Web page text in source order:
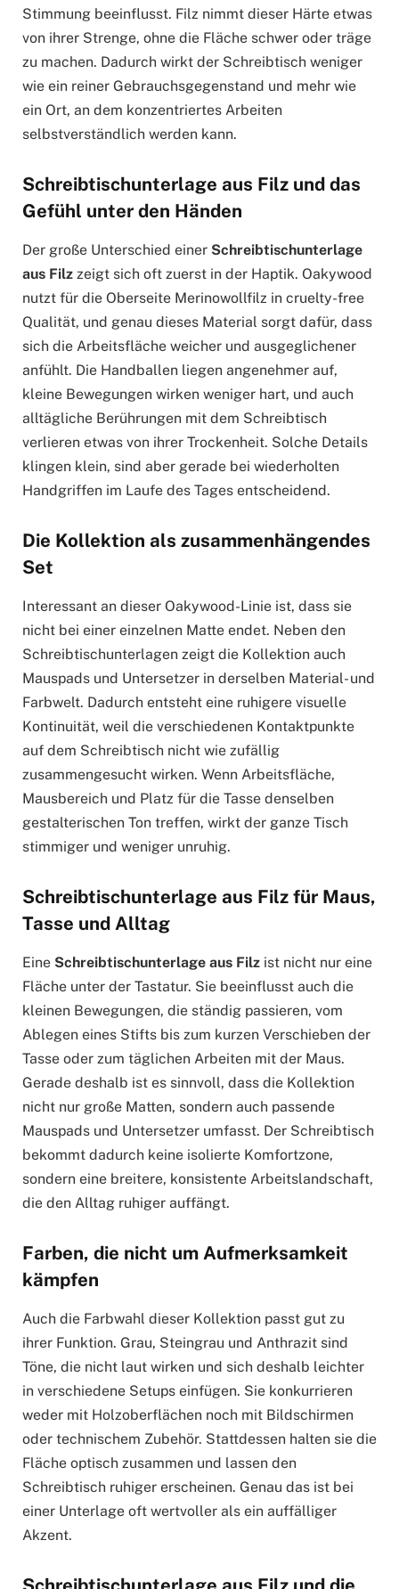
Stimmung beeinflusst. Filz nimmt dieser Härte etwas
von ihrer Strenge, ohne die Fläche schwer oder träge
zu machen. Dadurch wirkt der Schreibtisch weniger
wie ein reiner Gebrauchsgegenstand und mehr wie
ein Ort, an dem konzentriertes Arbeiten
selbstverständlich werden kann.
Schreibtischunterlage aus Filz und das
Gefühl unter den Händen
Der große Unterschied einer Schreibtischunterlage
aus Filz zeigt sich oft zuerst in der Haptik. Oakywood
nutzt für die Oberseite Merinowollfilz in cruelty-free
Qualität, und genau dieses Material sorgt dafür, dass
sich die Arbeitsfläche weicher und ausgeglichener
anfühlt. Die Handballen liegen angenehmer auf,
kleine Bewegungen wirken weniger hart, und auch
alltägliche Berührungen mit dem Schreibtisch
verlieren etwas von ihrer Trockenheit. Solche Details
klingen klein, sind aber gerade bei wiederholten
Handgriffen im Laufe des Tages entscheidend.
Die Kollektion als zusammenhängendes
Set
Interessant an dieser Oakywood-Linie ist, dass sie
nicht bei einer einzelnen Matte endet. Neben den
Schreibtischunterlagen zeigt die Kollektion auch
Mauspads und Untersetzer in derselben Material- und
Farbwelt. Dadurch entsteht eine ruhigere visuelle
Kontinuität, weil die verschiedenen Kontaktpunkte
auf dem Schreibtisch nicht wie zufällig
zusammengesucht wirken. Wenn Arbeitsfläche,
Mausbereich und Platz für die Tasse denselben
gestalterischen Ton treffen, wirkt der ganze Tisch
stimmiger und weniger unruhig.
Schreibtischunterlage aus Filz für Maus,
Tasse und Alltag
Eine Schreibtischunterlage aus Filz ist nicht nur eine
Fläche unter der Tastatur. Sie beeinflusst auch die
kleinen Bewegungen, die ständig passieren, vom
Ablegen eines Stifts bis zum kurzen Verschieben der
Tasse oder zum täglichen Arbeiten mit der Maus.
Gerade deshalb ist es sinnvoll, dass die Kollektion
nicht nur große Matten, sondern auch passende
Mauspads und Untersetzer umfasst. Der Schreibtisch
bekommt dadurch keine isolierte Komfortzone,
sondern eine breitere, konsistente Arbeitslandschaft,
die den Alltag ruhiger auffängt.
Farben, die nicht um Aufmerksamkeit
kämpfen
Auch die Farbwahl dieser Kollektion passt gut zu
ihrer Funktion. Grau, Steingrau und Anthrazit sind
Töne, die nicht laut wirken und sich deshalb leichter
in verschiedene Setups einfügen. Sie konkurrieren
weder mit Holzoberflächen noch mit Bildschirmen
oder technischem Zubehör. Stattdessen halten sie die
Fläche optisch zusammen und lassen den
Schreibtisch ruhiger erscheinen. Genau das ist bei
einer Unterlage oft wertvoller als ein auffälliger
Akzent.